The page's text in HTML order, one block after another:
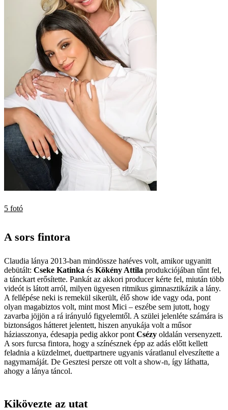
5 fotó
A sors fintora
Claudia lánya 2013-ban mind­össze hatéves volt, amikor ugyanitt
debütált: Cseke Katinka és Kökény Attila produkciójában tűnt fel,
a tánckart erősítette. Pankát az akkori producer kérte fel, miután több
videót is látott arról, milyen ügyesen ritmikus gimnasztikázik a lány.
A fellépése neki is remekül sikerült, élő show ide vagy oda, pont
olyan magabiztos volt, mint most Mici – eszébe sem jutott, hogy
zavarba jöjjön a rá irányuló figyelemtől. A szülei jelenléte számára is
biztonságos hátteret jelentett, hiszen anyukája volt a műsor
háziasszonya, édesapja pedig akkor pont Csézy oldalán versenyzett.
A sors furcsa fintora, hogy a színésznek épp az adás előtt kellett
feladnia a küzdelmet, duettpartnere ugyanis váratlanul elveszítette a
nagymamáját. De Gesztesi persze ott volt a show-n, így láthatta,
ahogy a lánya táncol.
Kikövezte az utat